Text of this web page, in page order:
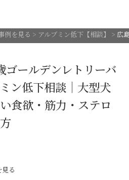
例を見る > アルブミン低下【相談】 > 広
ゴールデンレトリーバ
ン低下相談｜大型犬
食欲・筋力・ステロ
る